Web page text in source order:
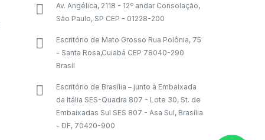
Av. Angélica, 2118 - 12º andar Consolação,
São Paulo, SP CEP - 01228-200
Escritório de Mato Grosso Rua Polônia, 75
- Santa Rosa,Cuiabá CEP 78040-290
Brasil
Escritório de Brasília – junto à Embaixada
da Itália SES-Quadra 807 - Lote 30, St. de
Embaixadas Sul SES 807 - Asa Sul, Brasília
- DF, 70420-900